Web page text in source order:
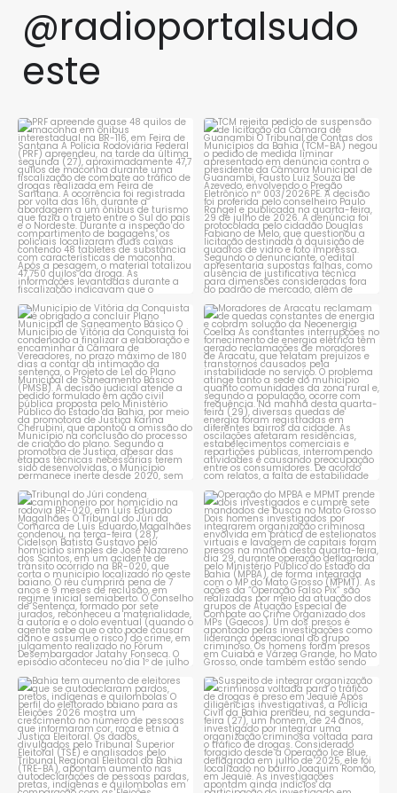
@radioportalsudo
este
PRF apreende quase 48 quilos
de maconha em ônibus...
1 0
TCM rejeita pedido de
suspensão de licitação da...
1 0
Município de Vitória da
Conquista é obrigado a...
1 0
Moradores de Aracatu
reclamam de quedas
constantes ...
1 0
Tribunal do Júri condena
caminhoneiro por...
1 0
Operação do MPBA e MPMT
prende dois investigados e...
1 0
Bahia tem aumento de eleitores
que se autodeclaram...
1 0
Suspeito de integrar
organização criminosa
voltada...
1 0